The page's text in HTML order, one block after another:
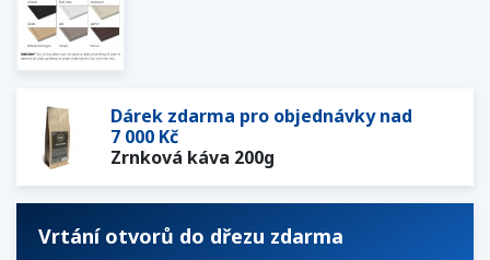
Dárek zdarma pro objednávky nad
7 000 Kč
Zrnková káva 200g
Vrtání otvorů do dřezu zdarma